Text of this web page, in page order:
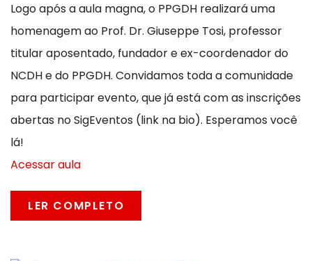
Logo após a aula magna, o PPGDH realizará uma
homenagem ao Prof. Dr. Giuseppe Tosi, professor
titular aposentado, fundador e ex-coordenador do
NCDH e do PPGDH. Convidamos toda a comunidade
para participar evento, que já está com as inscrições
abertas no SigEventos (link na bio). Esperamos você
lá!
Acessar aula
LER COMPLETO